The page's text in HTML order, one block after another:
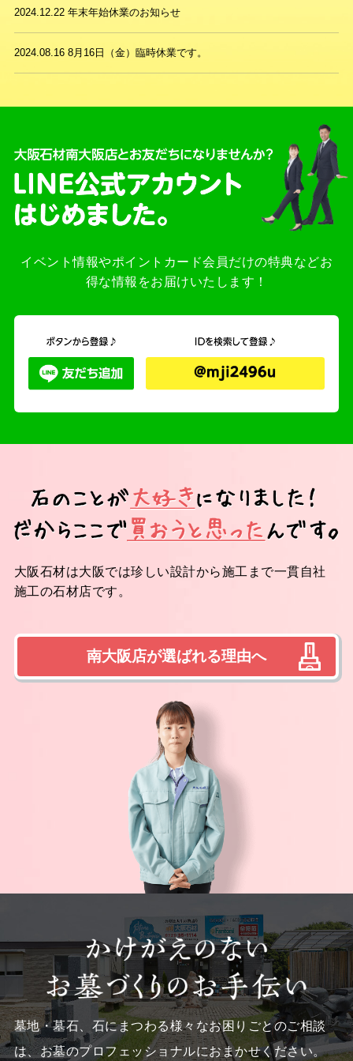
2024.12.22 年末年始休業のお知らせ
2024.08.16 8月16日（金）臨時休業です。
イベント情報やポイントカード会員だけの特典などお
得な情報をお届けいたします！
大阪石材は大阪では珍しい設計から施工まで一貫自社
施工の石材店です。
南大阪店が選ばれる理由へ
墓地・墓石、石にまつわる様々なお困りごとのご相談
は、お墓のプロフェッショナルにおまかせください。